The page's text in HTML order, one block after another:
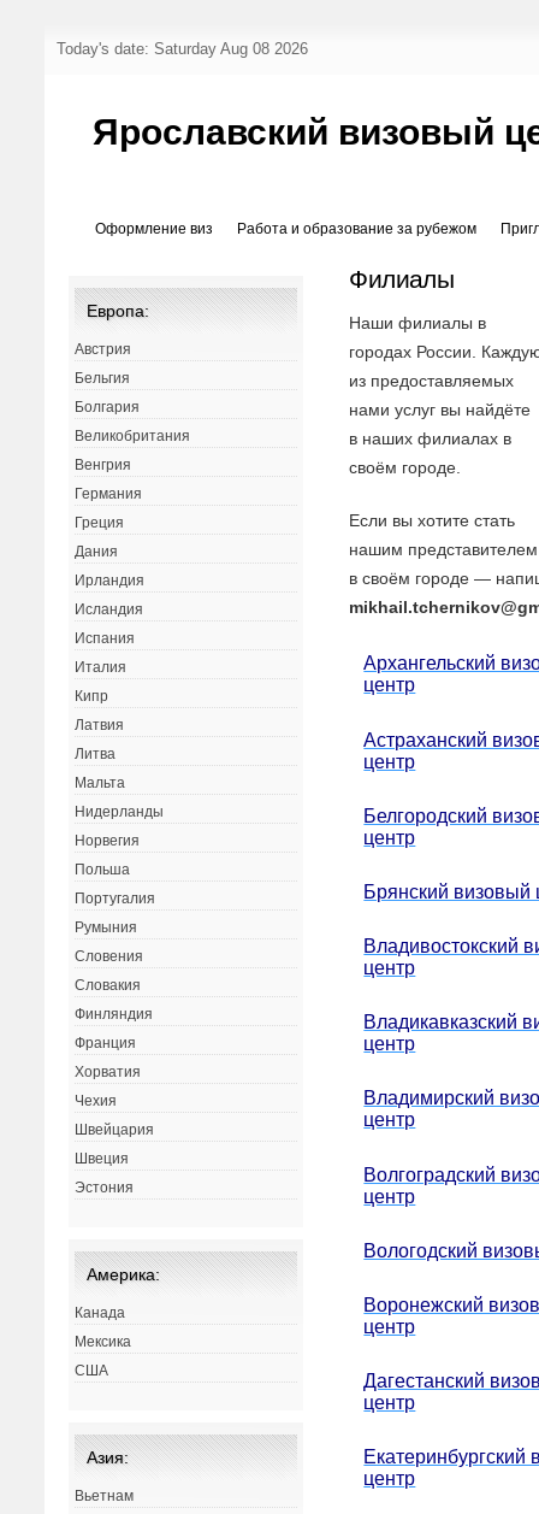
Today's date: Saturday Aug 08 2026
Ярославский визовый
Оформление виз Работа и образование за рубежом
Филиалы
Наши филиалы в
городах России.
из предоставляемых
нами услуг вы найдёте
в наших филиалах в
своём городе.
Если вы хотите стать
нашим представителем
в своём городе —
Архангельский
центр
Астраханский
центр
Белгородский
центр
Брянский визовый
Владивостокский
центр
Владикавказский
центр
Владимирский
центр
Волгоградский
центр
Вологодский
Воронежский
центр
Дагестанский
центр
Екатеринбургский
центр
Европа:
Австрия
Бельгия
Болгария
Великобритания
Венгрия
Германия
Греция
Дания
Ирландия
Исландия
Испания
Италия
Кипр
Латвия
Литва
Мальта
Нидерланды
Норвегия
Польша
Португалия
Румыния
Словения
Словакия
Финляндия
Франция
Хорватия
Чехия
Швейцария
Швеция
Эстония
Америка:
Канада
Мексика
США
Азия:
Вьетнам